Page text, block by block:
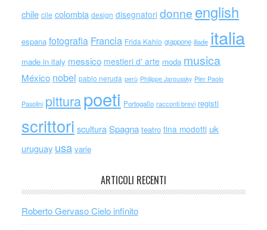
chile cile colombia design disegnatori donne english
espana fotografia Francia Frida Kahlo giappone iliade italia
made in italy messico mestieri d' arte moda musica
México nobel pablo neruda perù Philippe Jaroussky Pier Paolo
Pasolini pitturapoeti Portogallo racconti brevi registi
scrittori scultura Spagna teatro tina modotti uk
uruguay usa varie
ARTICOLI RECENTI
Roberto Gervaso Cielo infinito